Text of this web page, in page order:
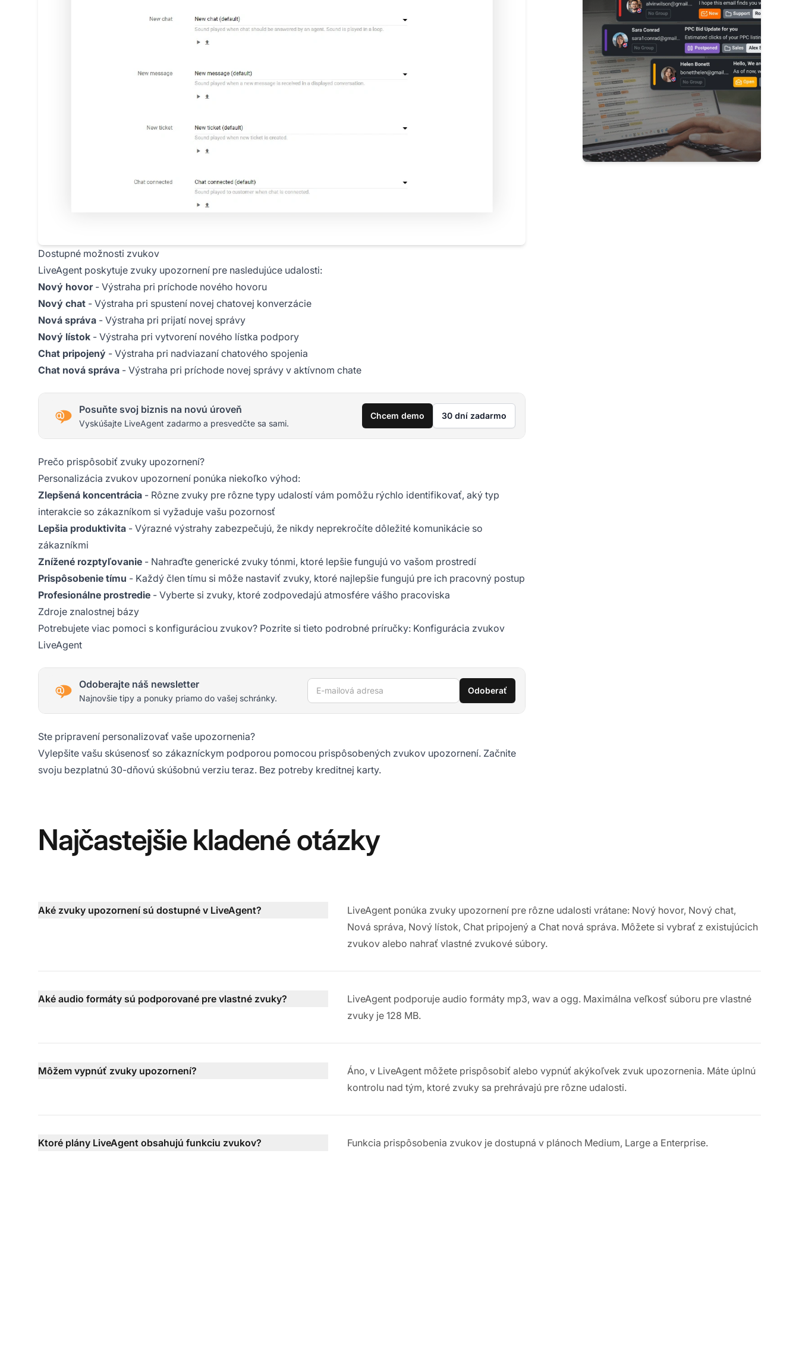
Dostupné možnosti zvukov
LiveAgent poskytuje zvuky upozornení pre nasledujúce udalosti:
Nový hovor- Výstraha pri príchode nového hovoru
Nový chat - Výstraha pri spustení novej chatovej konverzácie
Nová správa - Výstraha pri prijatí novej správy
Nový lístok - Výstraha pri vytvorení nového lístka podpory
Chat pripojený - Výstraha pri nadviazaní chatového spojenia
Chat nová správa - Výstraha pri príchode novej správy v aktívnom chate
Posuňte svoj biznis na novú úroveň
Vyskúšajte LiveAgent zadarmo a presvedčte sa sami.
Chcem demo 30 dní zadarmo
Prečo prispôsobiť zvuky upozornení?
Personalizácia zvukov upozornení ponúka niekoľko výhod:
Zlepšená koncentrácia - Rôzne zvuky pre rôzne typy udalostí vám pomôžu rýchlo identifikovať, aký typ
interakcie so zákazníkom si vyžaduje vašu pozornosť
Lepšia produktivita - Výrazné výstrahy zabezpečujú, že nikdy neprekročíte dôležité komunikácie so
zákazníkmi
Znížené rozptyľovanie - Nahraďte generické zvuky tónmi, ktoré lepšie fungujú vo vašom prostredí
Prispôsobenie tímu - Každý člen tímu si môže nastaviť zvuky, ktoré najlepšie fungujú pre ich pracovný postup
Profesionálne prostredie - Vyberte si zvuky, ktoré zodpovedajú atmosfére vášho pracoviska
Zdroje znalostnej bázy
Potrebujete viac pomoci s konfiguráciou zvukov? Pozrite si tieto podrobné príručky: Konfigurácia zvukov
LiveAgent
Odoberajte náš newsletter
Najnovšie tipy a ponuky priamo do vašej schránky.
E-mailová adresa Odoberať
Ste pripravení personalizovať vaše upozornenia?
Vylepšite vašu skúsenosť so zákazníckym podporou pomocou prispôsobených zvukov upozornení. Začnite
svoju bezplatnú 30-dňovú skúšobnú verziu teraz. Bez potreby kreditnej karty.
Najčastejšie kladené otázky
Aké zvuky upozornení sú dostupné v LiveAgent?
LiveAgent ponúka zvuky upozornení pre rôzne udalosti vrátane: Nový hovor, Nový chat,
Nová správa, Nový lístok, Chat pripojený a Chat nová správa. Môžete si vybrať z existujúcich
zvukov alebo nahrať vlastné zvukové súbory.
Aké audio formáty sú podporované pre vlastné zvuky?
LiveAgent podporuje audio formáty mp3, wav a ogg. Maximálna veľkosť súboru pre vlastné
zvuky je 128 MB.
Môžem vypnúť zvuky upozornení?
Áno, v LiveAgent môžete prispôsobiť alebo vypnúť akýkoľvek zvuk upozornenia. Máte úplnú
kontrolu nad tým, ktoré zvuky sa prehrávajú pre rôzne udalosti.
Ktoré plány LiveAgent obsahujú funkciu zvukov? Funkcia prispôsobenia zvukov je dostupná v plánoch Medium, Large a Enterprise.